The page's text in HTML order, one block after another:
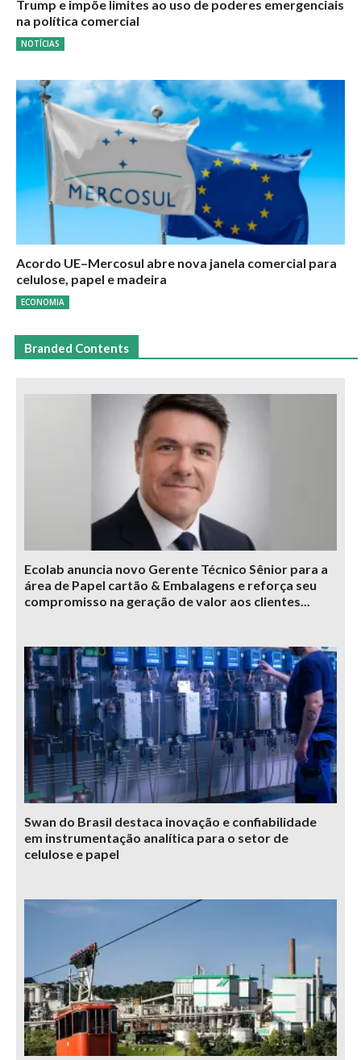
Trump e impõe limites ao uso de poderes emergenciais
na política comercial
NOTÍCIAS
Acordo UE–Mercosul abre nova janela comercial para
celulose, papel e madeira
ECONOMIA
Branded Contents
Ecolab anuncia novo Gerente Técnico Sênior para a
área de Papel cartão & Embalagens e reforça seu
compromisso na geração de valor aos clientes...
Swan do Brasil destaca inovação e confiabilidade
em instrumentação analítica para o setor de
celulose e papel